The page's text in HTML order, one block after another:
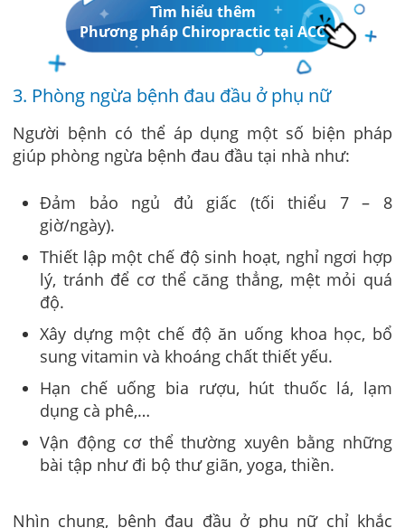
Tìm hiểu thêm
Phương pháp Chiropractic tại ACC
3. Phòng ngừa bệnh đau đầu ở phụ nữ
Người bệnh có thể áp dụng một số biện pháp
giúp phòng ngừa bệnh đau đầu tại nhà như:
Đảm bảo ngủ đủ giấc (tối thiểu 7 – 8
giờ/ngày).
Thiết lập một chế độ sinh hoạt, nghỉ ngơi hợp
lý, tránh để cơ thể căng thẳng, mệt mỏi quá
độ.
Xây dựng một chế độ ăn uống khoa học, bổ
sung vitamin và khoáng chất thiết yếu.
Hạn chế uống bia rượu, hút thuốc lá, lạm
dụng cà phê,…
Vận động cơ thể thường xuyên bằng những
bài tập như đi bộ thư giãn, yoga, thiền.
Nhìn chung, bệnh đau đầu ở phụ nữ chỉ khắc